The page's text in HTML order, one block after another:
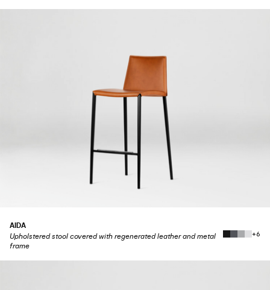
AIDA
Upholstered stool covered with regenerated leather and metal
frame
+6